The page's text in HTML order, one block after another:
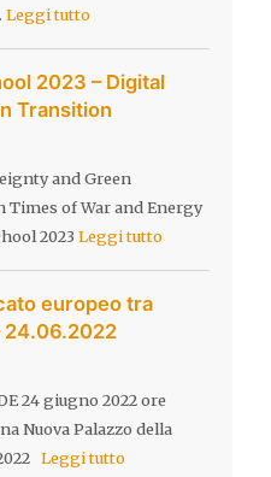
Leggi tutto
2023 – Digital
Transition
and Green
of War and Energy
2023Leggi tutto
europeo tra
24.06.2022
24 giugno 2022 ore
Nuova Palazzo della
Leggi tutto